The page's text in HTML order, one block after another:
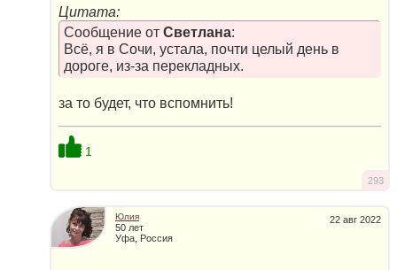
Цитата:
Сообщение от Светлана:
Всё, я в Сочи, устала, почти целый день в
дороге, из-за перекладных.
за то будет, что вспомнить!
1
293
22 авг 2022
Юлия
50 лет
Уфа, Россия